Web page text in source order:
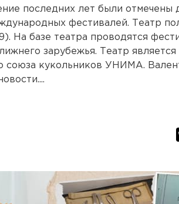
последних лет были отмечены
фестивалей. Театр
На базе театра проводятся
зарубежья. Театр
союза кукольников УНИМА.